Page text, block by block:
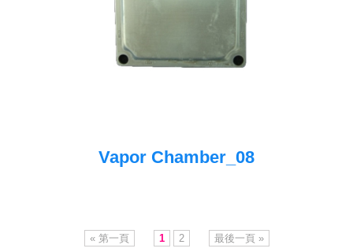
Vapor Chamber_08
« 第一頁 1 2 最後一頁 »